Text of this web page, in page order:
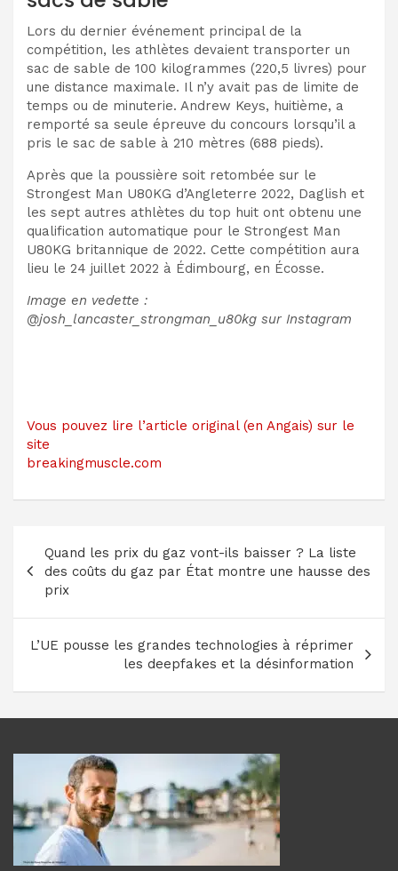
Lors du dernier événement principal de la
compétition, les athlètes devaient transporter un
sac de sable de 100 kilogrammes (220,5 livres) pour
une distance maximale. Il n’y avait pas de limite de
temps ou de minuterie. Andrew Keys, huitième, a
remporté sa seule épreuve du concours lorsqu’il a
pris le sac de sable à 210 mètres (688 pieds).
Après que la poussière soit retombée sur le
Strongest Man U80KG d’Angleterre 2022, Daglish et
les sept autres athlètes du top huit ont obtenu une
qualification automatique pour le Strongest Man
U80KG britannique de 2022. Cette compétition aura
lieu le 24 juillet 2022 à Édimbourg, en Écosse.
Image en vedette :
@josh_lancaster_strongman_u80kg sur Instagram
Vous pouvez lire l’article original (en Angais) sur le
site
breakingmuscle.com
de
l’article
Quand les prix du gaz vont-ils baisser ? La liste
des coûts du gaz par État montre une hausse des
prix
L’UE pousse les grandes technologies à réprimer
les deepfakes et la désinformation